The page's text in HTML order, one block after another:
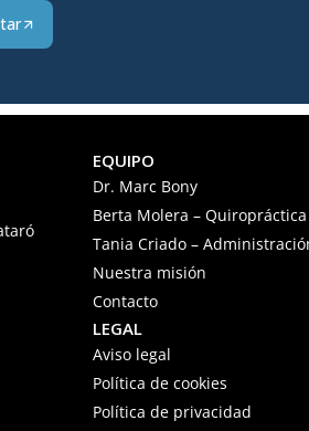
EQUIPO
Dr. Marc Bony
Berta Molera – Quiropráctica
Tania Criado –
Nuestra misión
Contacto
LEGAL
Aviso legal
Política de cookies
Política de privacidad